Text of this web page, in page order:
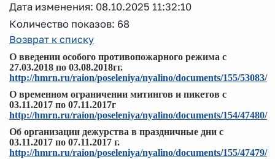
Дата изменения: 08.10.2025 11:32:10
Количество показов: 68
Возврат к списку
О введении особого противопожарного режима с
27.03.2018 по 03.08.2018гг.
http://hmrn.ru/raion/poseleniya/nyalino/documents/155/53083/
О временном ограничении митингов и пикетов с
03.11.2017 по 07.11.2017г
http://hmrn.ru/raion/poseleniya/nyalino/documents/154/47480/
Об организации дежурства в праздничные дни с
03.11.2017 по 07.11.2017 г.
http://hmrn.ru/raion/poseleniya/nyalino/documents/155/47479/